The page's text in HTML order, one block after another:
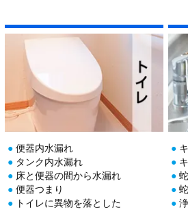
便器内水漏れ
タンク内水漏れ
床と便器の間から水漏れ
便器つまり
トイレに異物を落とした